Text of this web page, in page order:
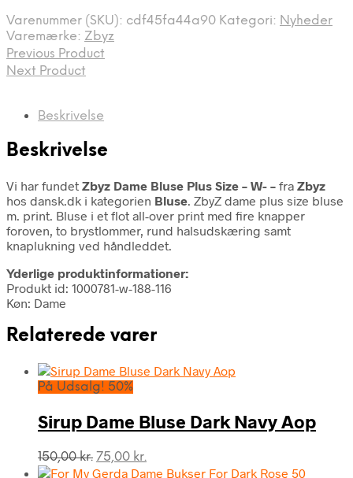
Varenummer (SKU): cdf45fa44a90 Kategori: Nyheder
Varemærke: Zbyz
Previous Product
Next Product
Beskrivelse
Beskrivelse
Vi har fundet Zbyz Dame Bluse Plus Size – W- – fra Zbyz
hos dansk.dk i kategorien Bluse. ZbyZ dame plus size bluse
m. print. Bluse i et flot all-over print med fire knapper
foroven, to brystlommer, rund halsudskæring samt
knaplukning ved håndleddet.
Yderlige produktinformationer:
Produkt id: 1000781-w-188-116
Køn: Dame
Relaterede varer
På Udsalg! 50%
Sirup Dame Bluse Dark Navy Aop
150,00kr. Den
oprindelige
75,00 kr.
aktuelle